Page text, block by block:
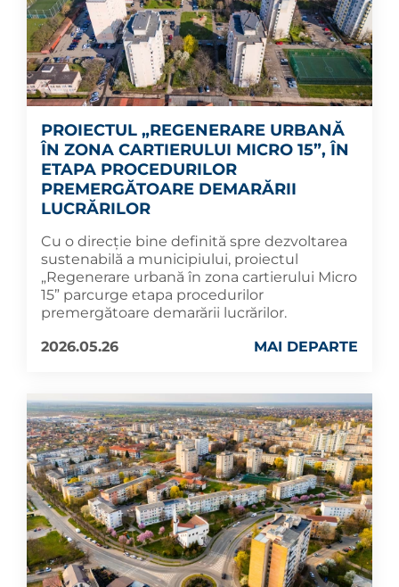
PROIECTUL „REGENERARE URBANĂ
ÎN ZONA CARTIERULUI MICRO 15”, ÎN
ETAPA PROCEDURILOR
PREMERGĂTOARE DEMARĂRII
LUCRĂRILOR
Cu o direcție bine definită spre dezvoltarea
sustenabilă a municipiului, proiectul
„Regenerare urbană în zona cartierului Micro
15” parcurge etapa procedurilor
premergătoare demarării lucrărilor.
2026.05.26
MAI DEPARTE